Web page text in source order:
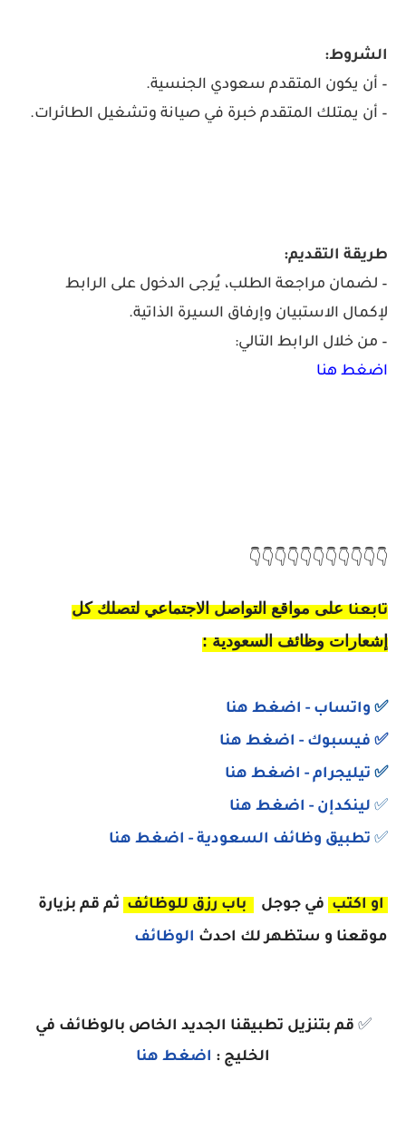
الشروط:
– أن يكون المتقدم سعودي الجنسية.
– أن يمتلك المتقدم خبرة في صيانة وتشغيل الطائرات.
طريقة التقديم:
– لضمان مراجعة الطلب، يُرجى الدخول على الرابط
لإكمال الاستبيان وإرفاق السيرة الذاتية.
– من خلال الرابط التالي:
اضغط هنا
👇👇👇👇👇👇👇👇👇👇👇
تابعناعلى مواقع التواصل الاجتماعي لتصلك كل
إشعارات وظائف السعودية :
✅ واتساب - اضغط هنا
✅ فيسبوك - اضغط هنا
✅ تيليجرام - اضغط هنا
✅ لينكدإن - اضغط هنا
✅ تطبيق وظائف السعودية - اضغط هنا
او اكتب في جوجل باب رزق للوظائف ثم قم بزيارة
موقعنا و ستظهر لك احدث الوظائف
✅ قم بتنزيل تطبيقنا الجديد الخاص بالوظائف في
الخليج : اضغط هنا